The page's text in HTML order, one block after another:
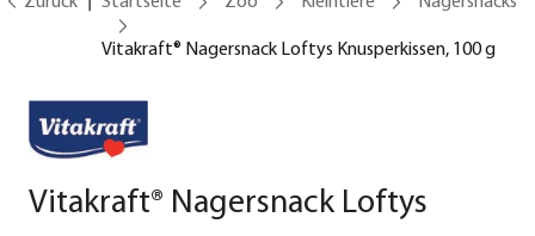
Vitakraft® Nagersnack Loftys Knusperkissen, 100 g
Vitakraft® Nagersnack Loftys